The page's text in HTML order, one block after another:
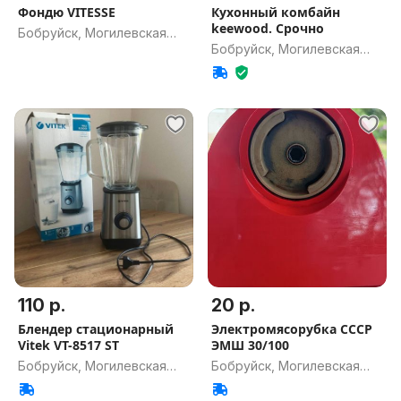
Фондю VITESSE
Бобруйск, Могилевская
Кухонный комбайн
keewood. Срочно
Бобруйск, Могилевская
обл.
110 р.
Блендер стационарный
Vitek VT-8517 ST
Бобруйск, Могилевская
обл.
20 р.
Электромясорубка СССР
ЭМШ 30/100
Бобруйск, Могилевская
обл.